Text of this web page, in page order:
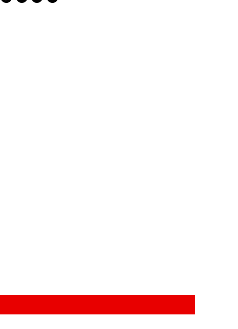
CompartirPublicarCompartirGuardar